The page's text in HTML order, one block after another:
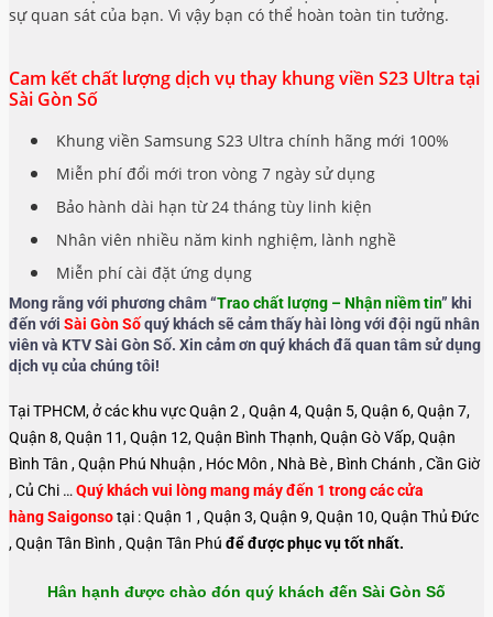
sự quan sát của bạn. Vì vậy bạn có thể hoàn toàn tin tưởng.
Cam kết chất lượng dịch vụ thay khung viền S23 Ultra tại
Sài Gòn Số
Khung viền Samsung S23 Ultra chính hãng mới 100%
Miễn phí đổi mới tron vòng 7 ngày sử dụng
Bảo hành dài hạn từ 24 tháng tùy linh kiện
Nhân viên nhiều năm kinh nghiệm, lành nghề
Miễn phí cài đặt ứng dụng
Mong rằng với phương châm “Trao chất lượng – Nhận niềm tin” khi
đến với Sài Gòn Sốquý khách sẽ cảm thấy hài lòng với đội ngũ nhân
viên và KTV Sài Gòn Số. Xin cảm ơn quý khách đã quan tâm sử dụng
dịch vụ của chúng tôi!
Tại TPHCM, ở các khu vực Quận 2 , Quận 4, Quận 5, Quận 6, Quận 7,
Quận 8, Quận 11, Quận 12, Quận Bình Thạnh, Quận Gò Vấp, Quận
Bình Tân , Quận Phú Nhuận , Hóc Môn , Nhà Bè , Bình Chánh , Cần Giờ
, Củ Chi …Quý khách vui lòng mang máy đến 1 trong các cửa
hàng Saigonsotại : Quận 1 , Quận 3, Quận 9, Quận 10, Quận Thủ Đức
, Quận Tân Bình , Quận Tân Phú để được phục vụ tốt nhất.
Hân hạnh được chào đón quý khách đến Sài Gòn Số